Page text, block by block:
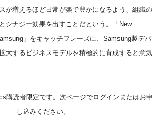
が増えるほど日常が楽で豊かになるよう、組織の
シナジー効果を出すことだという。「New
」をキャッチフレーズに、Samsung製デバ
大するビジネスモデルを積極的に育成すると意気
購読者限定です。次ページでログインまたはお申
し込みください。